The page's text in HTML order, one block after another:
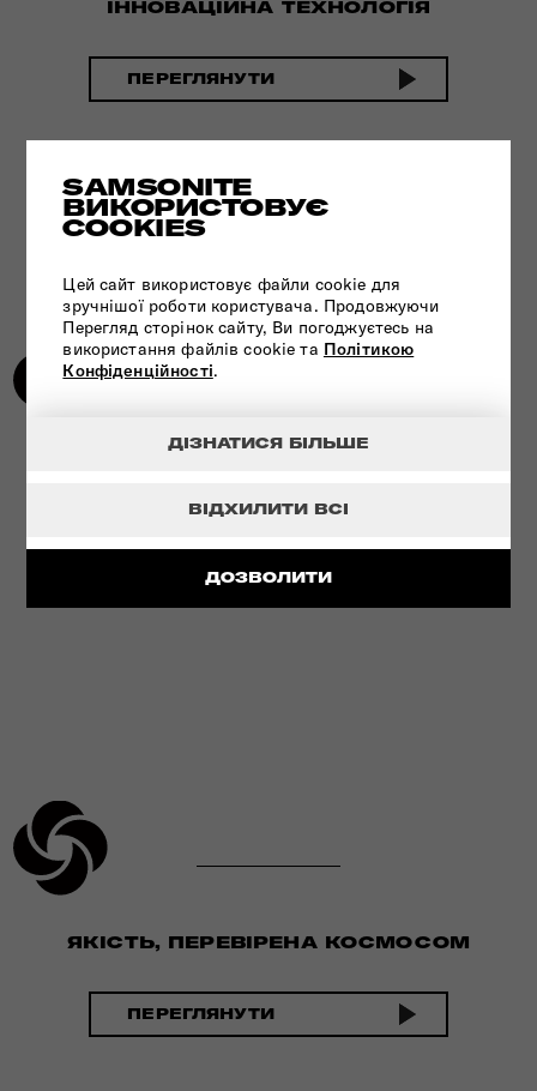
SAMSONITE
ВИКОРИСТОВУЄ
COOKIES
Цей сайт використовує файли cookie для
зручнішої роботи користувача. Продовжуючи
Перегляд сторінок сайту, Ви погоджуєтесь на
використання файлів cookie та Політикою
Конфіденційності.
ДОЗВОЛИТИ
ВІДХИЛИТИ ВСІ
ДІЗНАТИСЯ БІЛЬШЕ
ІННОВАЦІЙНА ТЕХНОЛОГІЯ
ПЕРЕГЛЯНУТИ
ДЕТАЛЬНІШЕ
ЯКІСТЬ, ПЕРЕВІРЕНА КОСМОСОМ
ПЕРЕГЛЯНУТИ